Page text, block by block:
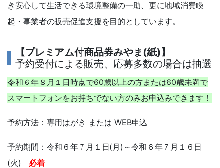
き安心して生活できる環境整備の一助、更に地域消費喚
起・事業者の販売促進支援を目的としています。
【プレミアム付商品券みやま(紙)】
予約受付による販売、応募多数の場合は抽選
令和６年８月１日時点で60歳以上の方または60歳未満で
スマートフォンをお持ちでない方のみお申込みできます！
予約方法：専用はがき または WEB申込
予約期間：令和６年７月１日(月)～令和６年７月１６日
(火) 必着